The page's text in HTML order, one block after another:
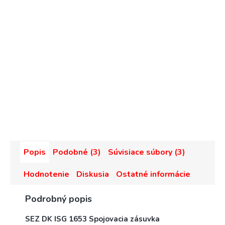
Popis Podobné (3)
Súvisiace súbory (3)
Hodnotenie
Diskusia Ostatné informácie
Podrobný popis
SEZ DK ISG 1653 Spojovacia zásuvka